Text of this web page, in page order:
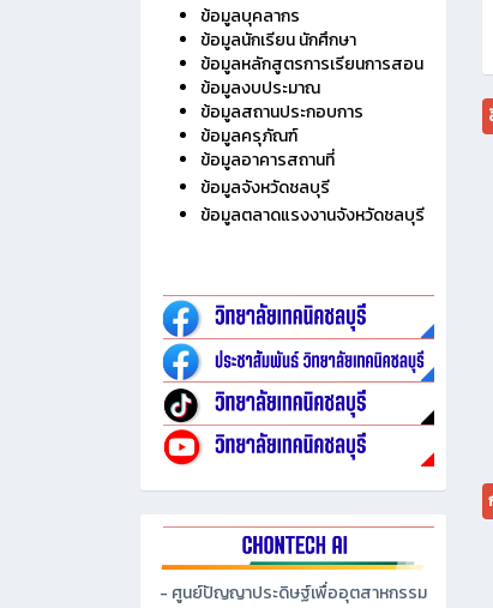
ประวัติวิทยาลัย
ข้อมูลบุคลากร
ข้อมูลนักเรียน นักศึกษา
ข้อมูลหลักสูตรการเรียนการสอน
ข้อมูลงบประมาณ
ข้อมูลสถานประกอบการ
ข้อมูลตลาดแรงงานจังหวัดชลบุรี